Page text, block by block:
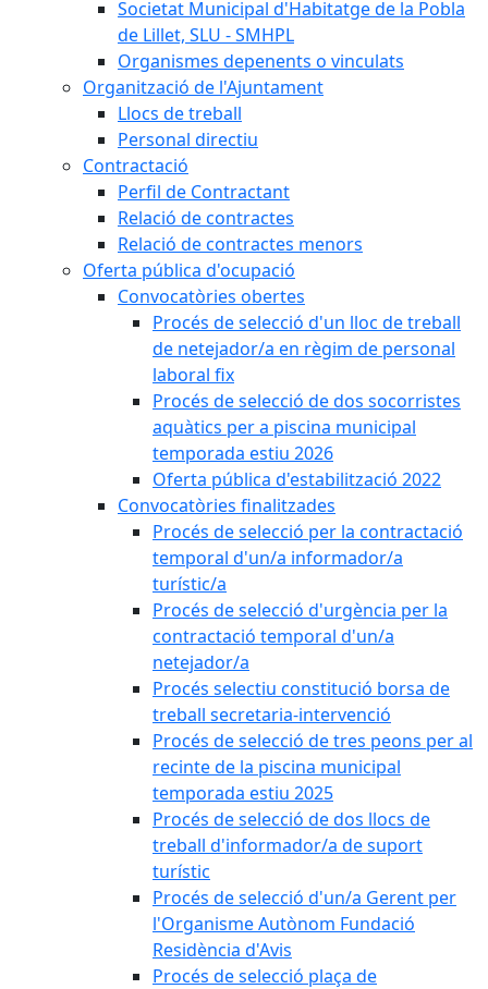
Societat Municipal d'Habitatge de la Pobla
de Lillet, SLU - SMHPL
Organismes depenents o vinculats
Organització de l'Ajuntament
Llocs de treball
Personal directiu
Contractació
Perfil de Contractant
Relació de contractes
Relació de contractes menors
Oferta pública d'ocupació
Convocatòries obertes
Procés de selecció d'un lloc de treball
de netejador/a en règim de personal
laboral fix
Procés de selecció de dos socorristes
aquàtics per a piscina municipal
temporada estiu 2026
Oferta pública d'estabilització 2022
Convocatòries finalitzades
Procés de selecció per la contractació
temporal d'un/a informador/a
turístic/a
Procés de selecció d'urgència per la
contractació temporal d'un/a
netejador/a
Procés selectiu constitució borsa de
treball secretaria-intervenció
Procés de selecció de tres peons per al
recinte de la piscina municipal
temporada estiu 2025
Procés de selecció de dos llocs de
treball d'informador/a de suport
turístic
Procés de selecció d'un/a Gerent per
l'Organisme Autònom Fundació
Residència d'Avis
Procés de selecció plaça de